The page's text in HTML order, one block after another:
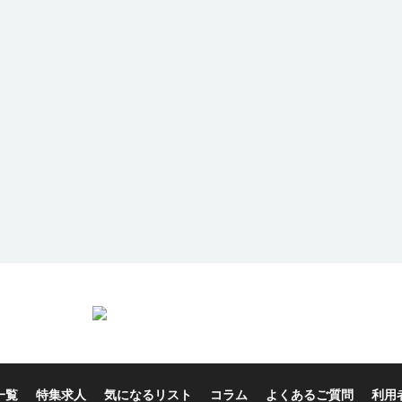
覧 特集求人 気になるリスト コラム よくあるご質問 利用